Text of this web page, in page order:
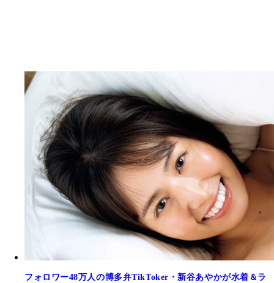
フォロワー48万人の博多弁TikToker・新谷あやかが水着＆ラ